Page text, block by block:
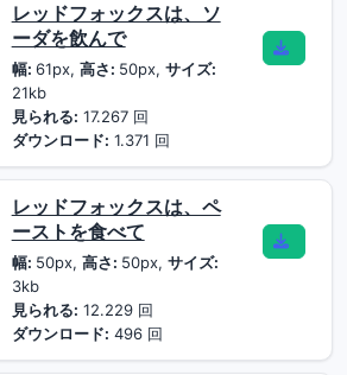
レッドフォックスは、ソ
ーダを飲んで
幅: 61px, 高さ: 50px, サイズ:
21kb
見られる: 17.267 回
ダウンロード: 1.371 回
レッドフォックスは、ペ
ーストを食べて
幅: 50px, 高さ: 50px, サイズ:
3kb
見られる: 12.229 回
ダウンロード: 496 回